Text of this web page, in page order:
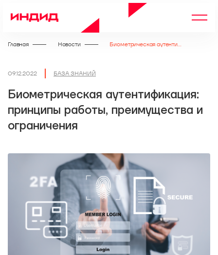
Главная Новости Биометрическая аутентификация: принципы работы, преимущества и ограничения
09.12.2022 БАЗА ЗНАНИЙ
Биометрическая аутентификация:
принципы работы, преимущества и
ограничения